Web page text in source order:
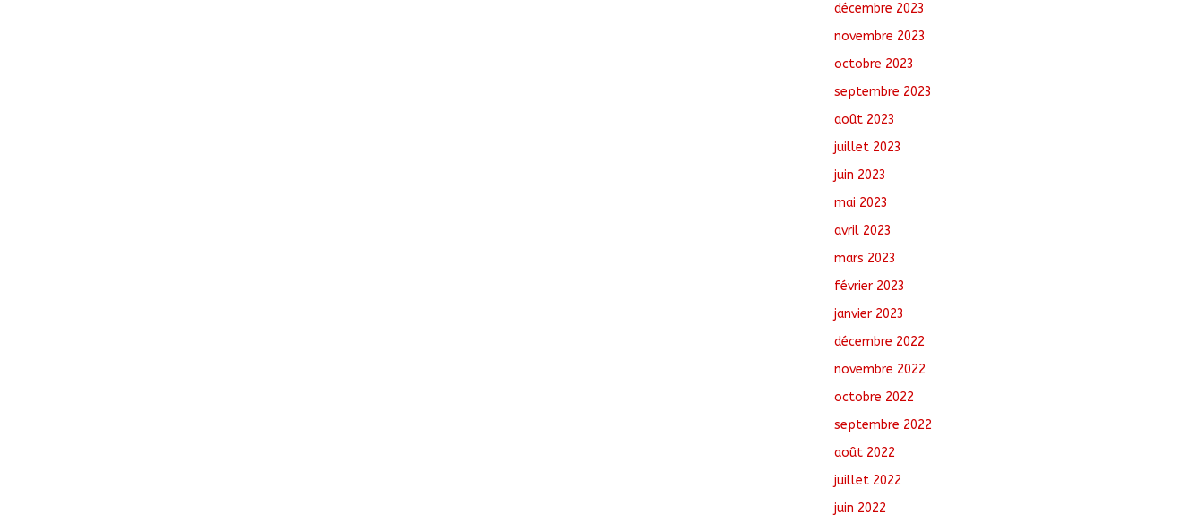
décembre 2023
novembre 2023
octobre 2023
septembre 2023
août 2023
juillet 2023
juin 2023
mai 2023
avril 2023
mars 2023
février 2023
janvier 2023
décembre 2022
novembre 2022
octobre 2022
septembre 2022
août 2022
juillet 2022
juin 2022